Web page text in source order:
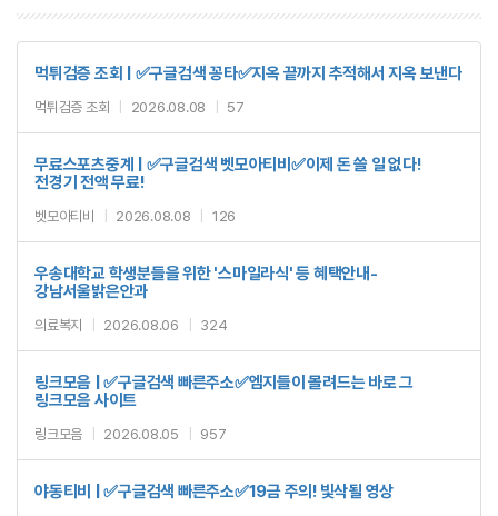
먹튀검증 조회 | ✅구글검색 꽁타✅지옥 끝까지 추적해서 지옥 보낸다
먹튀검증 조회 2026.08.08 57
무료스포츠중계 | ✅구글검색 벳모아티비✅이제 돈 쓸 일 없다!
전경기 전액 무료!
벳모아티비 2026.08.08 126
우송대학교 학생분들을 위한 '스마일라식' 등 혜택안내-
강남서울밝은안과
의료복지 2026.08.06 324
링크모음 | ✅구글검색 빠른주소✅엠지들이 몰려드는 바로 그
링크모음 사이트
링크모음 2026.08.05 957
야동티비 | ✅구글검색 빠른주소✅19금 주의! 빛삭될 영상